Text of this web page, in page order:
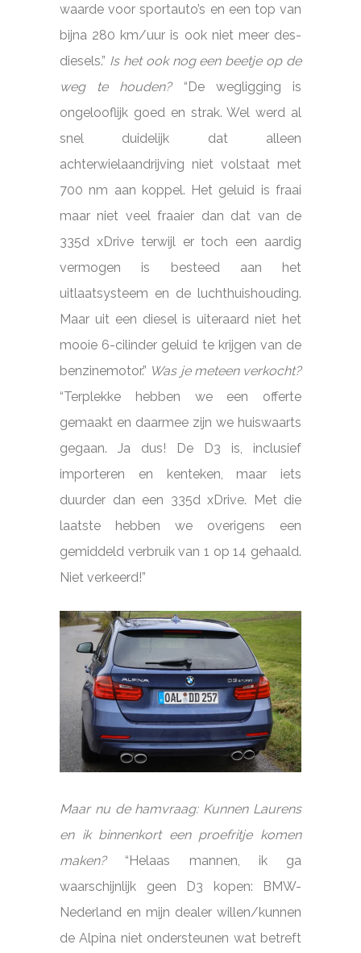
waarde voor sportauto’s en een top van
bijna 280 km/uur is ook niet meer des-
diesels.” Is het ook nog een beetje op de
weg te houden?“De wegligging is
ongelooflijk goed en strak. Wel werd al
snel duidelijk dat alleen
achterwielaandrijving niet volstaat met
700 nm aan koppel. Het geluid is fraai
maar niet veel fraaier dan dat van de
335d xDrive terwijl er toch een aardig
vermogen is besteed aan het
uitlaatsysteem en de luchthuishouding.
Maar uit een diesel is uiteraard niet het
mooie 6-cilinder geluid te krijgen van de
benzinemotor.” Was je meteen verkocht?
“Terplekke hebben we een offerte
gemaakt en daarmee zijn we huiswaarts
gegaan. Ja dus! De D3 is, inclusief
importeren en kenteken, maar iets
duurder dan een 335d xDrive. Met die
laatste hebben we overigens een
gemiddeld verbruik van 1 op 14 gehaald.
Niet verkeerd!”
Maar nu de hamvraag: Kunnen Laurens
en ik binnenkort een proefritje komen
maken?“Helaas mannen, ik ga
waarschijnlijk geen D3 kopen: BMW-
Nederland en mijn dealer willen/kunnen
de Alpina niet ondersteunen wat betreft